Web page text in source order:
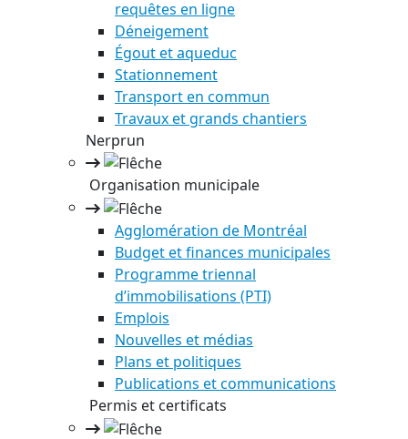
requêtes en ligne
Déneigement
Égout et aqueduc
Stationnement
Transport en commun
Travaux et grands chantiers
Nerprun
Organisation municipale
Agglomération de Montréal
Budget et finances municipales
Programme triennal
d’immobilisations (PTI)
Emplois
Nouvelles et médias
Plans et politiques
Publications et communications
Permis et certificats